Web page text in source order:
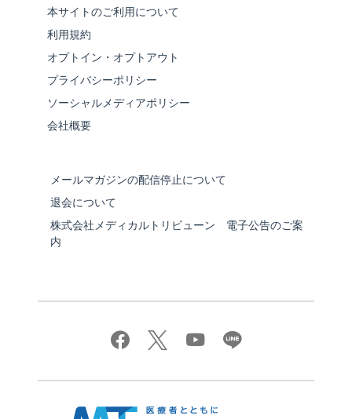
本サイトのご利用について
利用規約
オプトイン・オプトアウト
プライバシーポリシー
ソーシャルメディアポリシー
会社概要
メールマガジンの配信停止について
退会について
株式会社メディカルトリビューン 電子公告のご案
内